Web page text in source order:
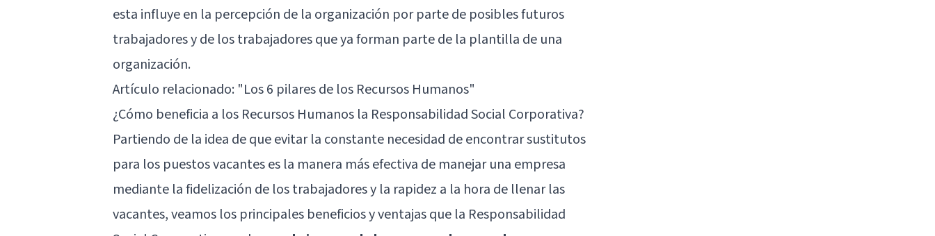
esta influye en la percepción de la organización por parte de posibles futuros
trabajadores y de los trabajadores que ya forman parte de la plantilla de una
organización.
Artículo relacionado: "Los 6 pilares de los Recursos Humanos"
¿Cómo beneficia a los Recursos Humanos la Responsabilidad Social Corporativa?
Partiendo de la idea de que evitar la constante necesidad de encontrar sustitutos
para los puestos vacantes es la manera más efectiva de manejar una empresa
mediante la fidelización de los trabajadores y la rapidez a la hora de llenar las
vacantes, veamos los principales beneficios y ventajas que la Responsabilidad